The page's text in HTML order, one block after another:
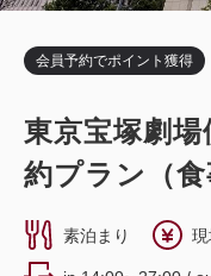
会員予約でポイント獲得
東京宝塚劇
約プラン（食
素泊まり